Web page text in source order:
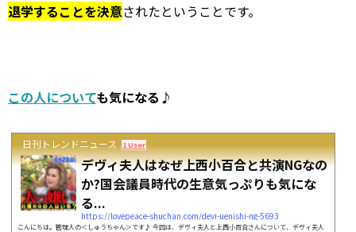
退学することを決意されたということです。
この人についても気になる♪
日刊トレンドニュース 1 User
デヴィ夫人はなぜ上西小百合と共演NGなの
か?国会議員時代の生意気っぷりも気にな
る...
https://lovepeace-shuchan.com/devi-uenishi-ng-5693
こんにちは。管理人の＜しゅうちゃん＞です♪ 今回は、デヴィ夫人と上西小百合さんについて、デヴィ夫人